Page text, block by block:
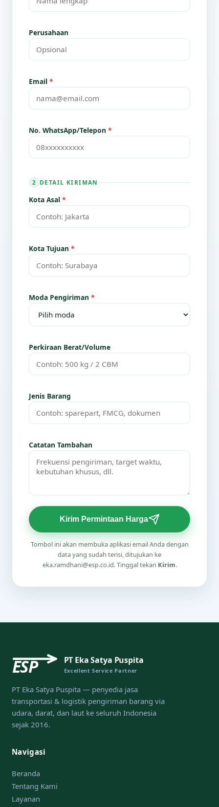
Perusahaan
Email *
No. WhatsApp/Telepon *
2 DETAIL KIRIMAN
Kota Asal *
Kota Tujuan *
Moda Pengiriman *
Perkiraan Berat/Volume
Jenis Barang
Catatan Tambahan
Kirim Permintaan Harga
Tombol ini akan membuka aplikasi email Anda dengan
data yang sudah terisi, ditujukan ke
eka.ramdhani@esp.co.id. Tinggal tekan Kirim.
ESP PT Eka Satya Puspita
Excellent Service Partner
PT Eka Satya Puspita — penyedia jasa
transportasi & logistik pengiriman barang via
udara, darat, dan laut ke seluruh Indonesia
sejak 2016.
Navigasi
Beranda
Tentang Kami
Layanan